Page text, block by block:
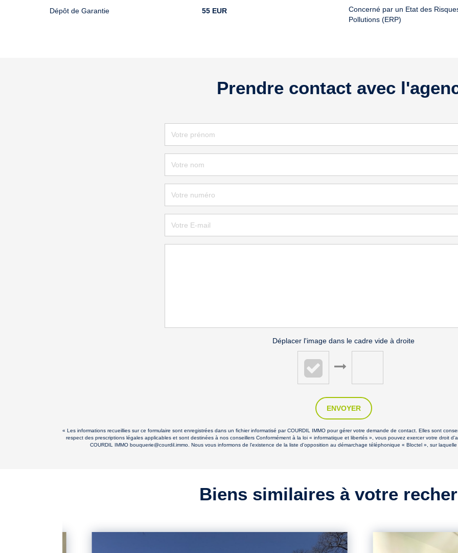
Dépôt de Garantie
55 EUR
Concerné par un Etat des
Pollutions (ERP)
Prendre contact avec
Déplacer l'image dans le cadre vide à droite
ENVOYER
« Les informations recueillies sur ce formulaire sont enregistrées dans un fichier informatisé par COURDIL IMMO pour gérer votre demande de contact. Elles sont
respect des prescriptions légales applicables et sont destinées à nos conseillers Conformément à la loi « informatique et libertés », vous pouvez exercer votre droit
COURDIL IMMO bouquerie@courdil.immo. Nous vous informons de l'existence de la liste d'opposition au démarchage téléphonique « Bloctel », sur
Biens similaires à votre